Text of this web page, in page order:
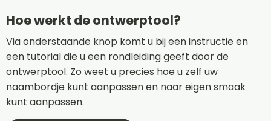
Hoe werkt de ontwerptool?
Via onderstaande knop komt u bij een instructie en
een tutorial die u een rondleiding geeft door de
ontwerptool. Zo weet u precies hoe u zelf uw
naambordje kunt aanpassen en naar eigen smaak
kunt aanpassen.